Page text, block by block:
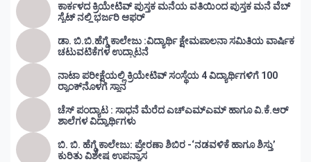
ಕಾರ್ಕಳದ ಕ್ರಿಯೇಟಿವ್ ಪುಸ್ತಕ ಮನೆಯ ವತಿಯಿಂದ ಪುಸ್ತಕ ಮನೆ ವೆಬ್
ಸೈಟ್ ನಲ್ಲಿ ಭರ್ಜರಿ ಆಫರ್
ಡಾ. ಬಿ.ಬಿ.ಹೆಗ್ಡೆ ಕಾಲೇಜು :ವಿದ್ಯಾರ್ಥಿ ಕ್ಷೇಮಪಾಲನಾ ಸಮಿತಿಯ ವಾರ್ಷಿಕ
ಚಟುವಟಿಕೆಗಳ ಉದ್ಘಾಟನೆ
ನಾಟಾ ಪರೀಕ್ಷೆಯಲ್ಲಿ ಕ್ರಿಯೇಟಿವ್ ಸಂಸ್ಥೆಯ 4 ವಿದ್ಯಾರ್ಥಿಗಳಿಗೆ 100
ರ‍್ಯಾಂಕ್‌ನೊಳಗೆ ಸ್ಥಾನ
ಚೆಸ್ ಪಂದ್ಯಾಟ : ಸಾಧನೆ ಮೆರೆದ ಎಚ್ಎಮ್ಎಮ್ ಹಾಗೂ ವಿ.ಕೆ.ಆರ್
ಶಾಲೆಗಳ ವಿದ್ಯಾರ್ಥಿಗಳು
ಬಿ. ಬಿ. ಹೆಗ್ಡೆ ಕಾಲೇಜು: ಪ್ರೇರಣಾ ಶಿಬಿರ -‘ನಡವಳಿಕೆ ಹಾಗೂ ಶಿಸ್ತು’
ಕುರಿತು ವಿಶೇಷ ಉಪನ್ಯಾಸ